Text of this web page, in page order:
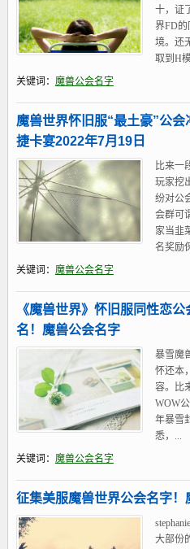
十，证
界FD的
境。还
取到H
关键词： 魔兽公会名字
魔兽世界怀旧服“最土豪”公
捷卡宴2022年7月19日
比来一
玩家挖
纷对公
会群可
家当韭
名奖励
关键词： 魔兽公会名字
《魔兽世界》怀旧服同性恋
名！魔兽公会名字
暴雪魔
怀还本
容。比
WOW
年暴雪
悉，...
关键词： 魔兽公会名字
征集美服魔兽世界公会名字！
大部份